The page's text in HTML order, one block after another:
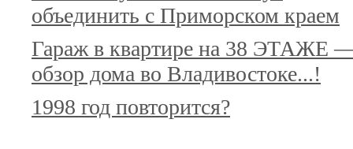
объединить с Приморском краем
Гараж в квартире на 38 ЭТАЖЕ
обзор дома во Владивостоке...!
1998 год повторится?